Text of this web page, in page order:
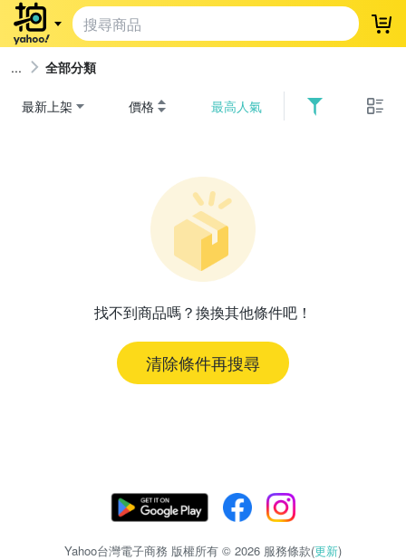
登
全部分類
最新上架 價格 最高人氣
找不到商品嗎？換換其他條件吧！
清除條件再搜尋
Yahoo台灣電子商務 版權所有 © 2026 服務條款(更新)